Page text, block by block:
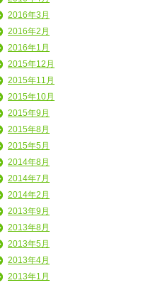
2016年3月
2016年2月
2016年1月
2015年12月
2015年11月
2015年10月
2015年9月
2015年8月
2015年5月
2014年8月
2014年7月
2014年2月
2013年9月
2013年8月
2013年5月
2013年4月
2013年1月